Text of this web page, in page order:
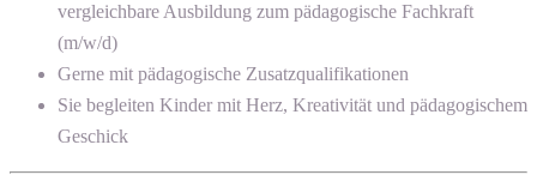
vergleichbare Ausbildung zum pädagogische Fachkraft
(m/w/d)
Gerne mit pädagogische Zusatzqualifikationen
Sie begleiten Kinder mit Herz, Kreativität und pädagogischem
Geschick